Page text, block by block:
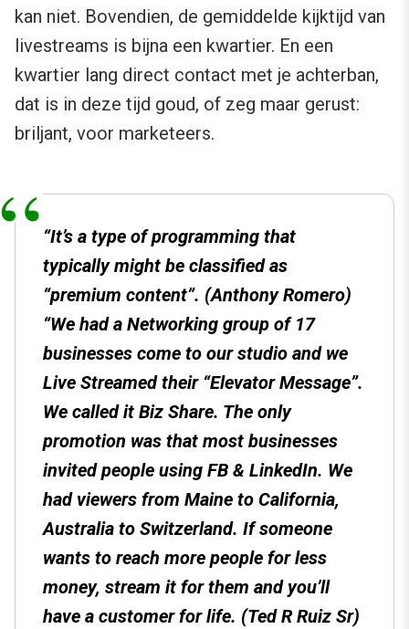
kan niet. Bovendien, de gemiddelde kijktijd van
livestreams is bijna een kwartier. En een
kwartier lang direct contact met je achterban,
dat is in deze tijd goud, of zeg maar gerust:
briljant, voor marketeers.
“It’s a type of programming that
typically might be classified as
“premium content”. (Anthony Romero)
“We had a Networking group of 17
businesses come to our studio and we
Live Streamed their “Elevator Message”.
We called it Biz Share. The only
promotion was that most businesses
invited people using FB & LinkedIn. We
had viewers from Maine to California,
Australia to Switzerland. If someone
wants to reach more people for less
money, stream it for them and you’ll
have a customer for life. (Ted R Ruiz Sr)